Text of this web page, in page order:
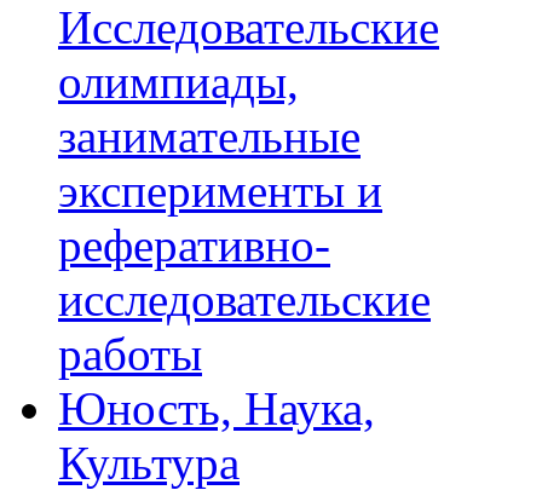
Исследовательские
олимпиады,
занимательные
эксперименты и
реферативно-
исследовательские
работы
Юность, Наука,
Культура